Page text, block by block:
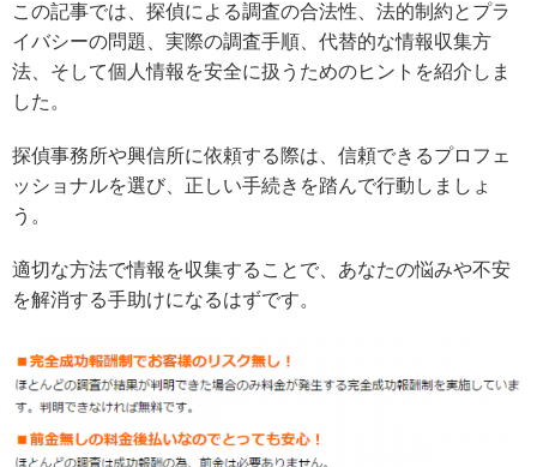
この記事では、探偵による調査の合法性、法的制約とプラ
イバシーの問題、実際の調査手順、代替的な情報収集方
法、そして個人情報を安全に扱うためのヒントを紹介しま
した。
探偵事務所や興信所に依頼する際は、信頼できるプロフェ
ッショナルを選び、正しい手続きを踏んで行動しましょ
う。
適切な方法で情報を収集することで、あなたの悩みや不安
を解消する手助けになるはずです。